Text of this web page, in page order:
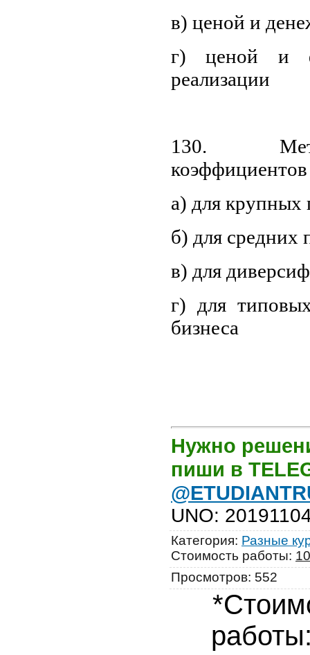
в) ценой и
г) ценой и
реализации
130.
а) для крупных
б) для средних
в) для
г) для
бизнеса
Нужно
пиши в
UNO:
Категория: Разные
Стоимость работы:
Просмотров: 552